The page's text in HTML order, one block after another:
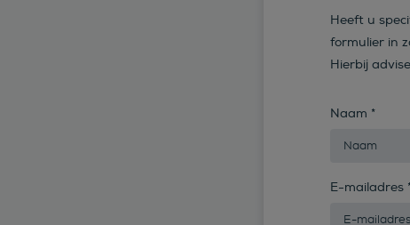
Heeft u
formulier in
Hierbij
Naam *
E-mailadres